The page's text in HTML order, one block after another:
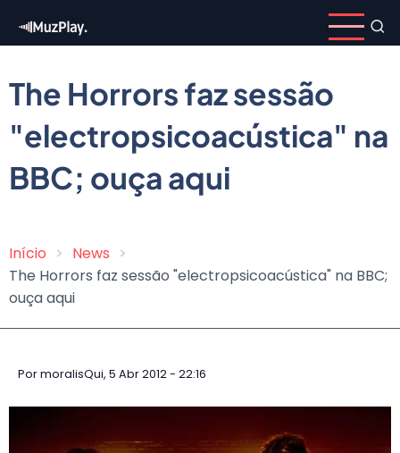
para
conteúdo
principal
The Horrors faz sessão
"electropsicoacústica" na
BBC; ouça aqui
Trilha
de
navegação
Início
News
The Horrors faz sessão "electropsicoacústica" na BBC;
ouça aqui
PormoralisQui, 5 Abr 2012 - 22:16